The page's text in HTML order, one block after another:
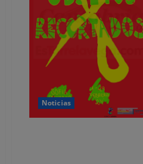
testamentos
vitales
Noticias